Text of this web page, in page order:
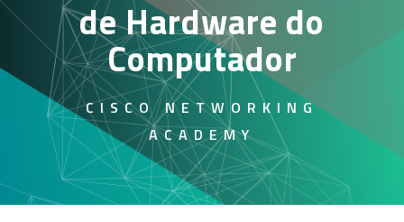
de Hardware do
Computador
CISCO NETWORKING
ACADEMY